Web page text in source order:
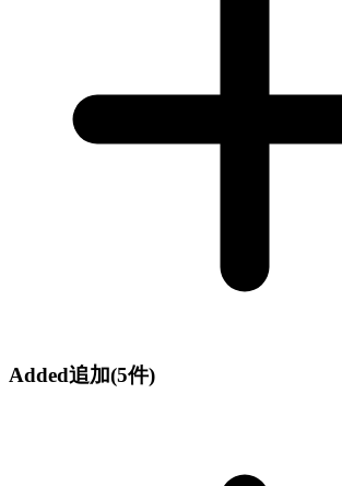
Added追加(5件)